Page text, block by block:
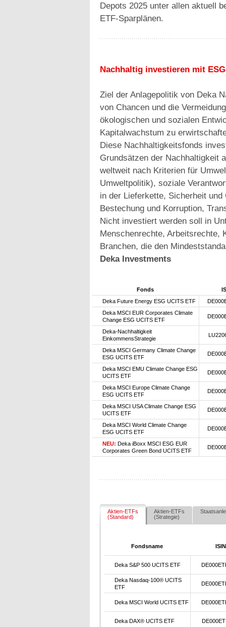
Depots 2025 unter allen aktuell
ETF-Sparplänen.
Nachhaltig investieren mit
Ziel der Anlagepolitik von Deka
von Chancen und die
ökologischen und sozialen
Kapitalwachstum zu
Diese Nachhaltigkeitsfonds
Grundsätzen der Nachhaltigkeit
weltweit nach Kriterien für
Umweltpolitik), soziale
in der Lieferkette, Sicherheit
Bestechung und Korruption,
Nicht investiert werden soll in
Menschenrechte, Arbeitsrechte,
Branchen, die den
Deka Investments
Fonds
Deka Future Energy ESG UCITS ETF
Deka MSCI EUR Corporates Climate
Change ESG UCITS ETF
Deka-Nachhaltigkeit
EinkommensStrategie
Deka MSCI Germany Climate Change
ESG UCITS ETF
Deka MSCI EMU Climate Change ESG
UCITS ETF
Deka MSCI Europe Climate Change
ESG UCITS ETF
Deka MSCI USA Climate Change ESG
UCITS ETF
Deka MSCI World Climate Change
ESG UCITS ETF
NEU: Deka iBoxx MSCI ESG EUR
Corporates Green Bond UCITS ETF
Aktien-ETFs
(Standard)
Aktien-ETFs
(Strategie)
Fondsname ISIN
Deka S&P 500 UCITS ETF
Deka Nasdaq-100® UCITS
ETF
Deka MSCI World UCITS ETF
Deka DAX® UCITS ETF